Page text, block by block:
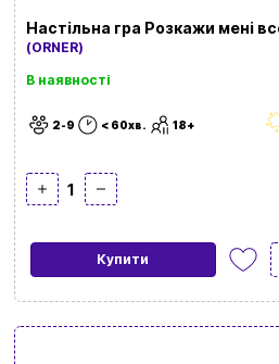
Настільна гра Розкажи мені
(ORNER)
В наявності
2-9 < 60хв. 18+
1
Купити